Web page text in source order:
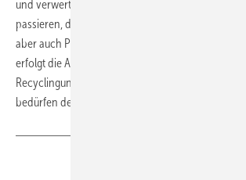
und verwertet. Bei einer Sammlung durch die
passieren, dass die Hersteller auch andere
aber auch Produkte der Mitanbieter aufarbeiten
erfolgt die Aufbereitung ausschließlich durch
Recyclingunternehmen, so genannte
bedürfen der behördlichen Genehmigung.